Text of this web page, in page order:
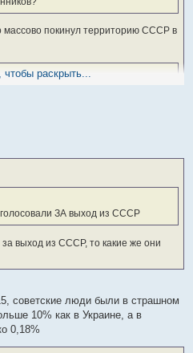
массово покинул территорию СССР в
31.03.1991
потому что Украина братская
буду комментировать.
раскрыть...
ЗА выход из СССР
за выход из СССР, то какие же они
советские люди были в страшном
10% как в Украине, а в
0,18%